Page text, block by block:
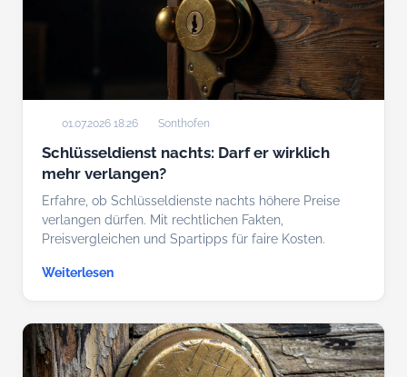
01.07.2026 18:26 Sonthofen
Schlüsseldienst nachts: Darf er wirklich
mehr verlangen?
Erfahre, ob Schlüsseldienste nachts höhere Preise
verlangen dürfen. Mit rechtlichen Fakten,
Preisvergleichen und Spartipps für faire Kosten.
Weiterlesen